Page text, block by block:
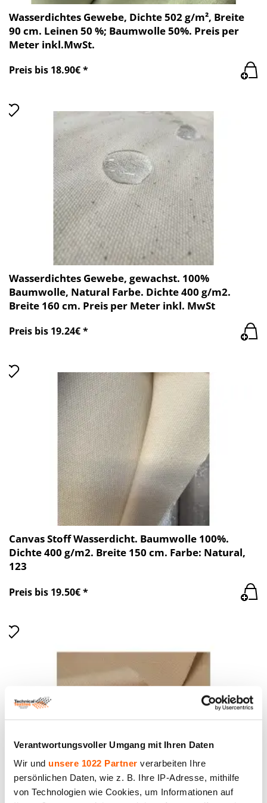
Verantwortungsvoller Umgang mit Ihren Daten
Wir und unsere 1022 Partner verarbeiten Ihre
persönlichen Daten, wie z. B. Ihre IP-Adresse, mithilfe
von Technologien wie Cookies, um Informationen auf
Wasserdichtes Gewebe, Dichte 502 g/m², Breite
90 cm. Leinen 50 %; Baumwolle 50%. Preis per
Meter inkl.MwSt.
Preis bis 18.90€ *
Wasserdichtes Gewebe, gewachst. 100%
Baumwolle, Natural Farbe. Dichte 400 g/m2.
Breite 160 cm. Preis per Meter inkl. MwSt
Preis bis 19.24€ *
Canvas Stoff Wasserdicht. Baumwolle 100%.
Dichte 400 g/m2. Breite 150 cm. Farbe: Natural,
123
Preis bis 19.50€ *
Canvas Stoff Wasserdicht. Baumwolle 100%.